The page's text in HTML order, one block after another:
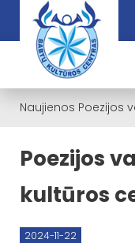
Naujienos Poezijos
Poezijos
kultūros
2024-11-22